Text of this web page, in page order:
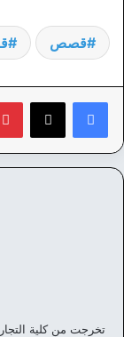
قصص
تخرجت من كلية